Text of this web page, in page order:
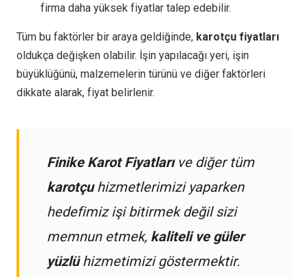
firma daha yüksek fiyatlar talep edebilir.
Tüm bu faktörler bir araya geldiğinde, karotçu fiyatları
oldukça değişken olabilir. İşin yapılacağı yeri, işin
büyüklüğünü, malzemelerin türünü ve diğer faktörleri
dikkate alarak, fiyat belirlenir.
Finike Karot Fiyatlarıve diğer tüm
karotçuhizmetlerimizi yaparken
hedefimiz işi bitirmek değil sizi
memnun etmek, kaliteli ve güler
yüzlühizmetimizi göstermektir.